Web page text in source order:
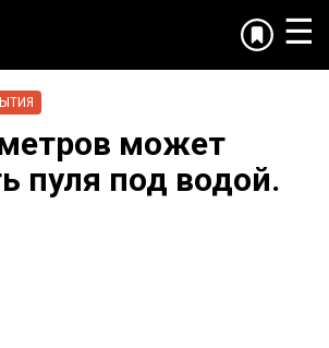
☰
может
пуля под водой.